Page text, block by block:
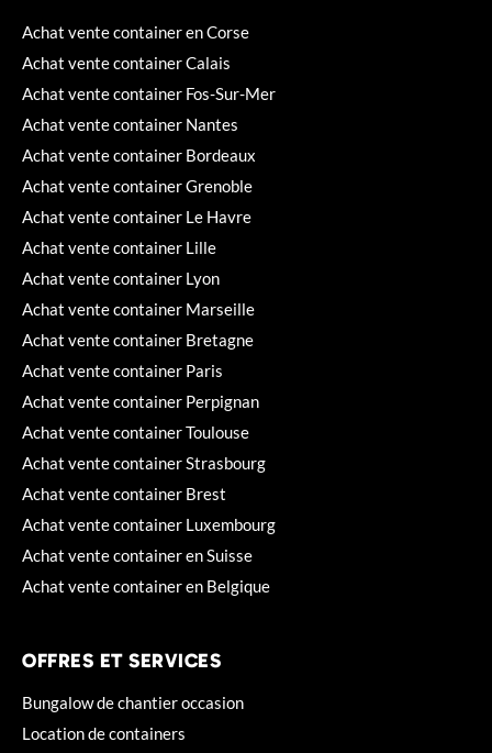
Achat vente container en Corse
Achat vente container Calais
Achat vente container Fos-Sur-Mer
Achat vente container Nantes
Achat vente container Bordeaux
Achat vente container Grenoble
Achat vente container Le Havre
Achat vente container Lille
Achat vente container Lyon
Achat vente container Marseille
Achat vente container Bretagne
Achat vente container Paris
Achat vente container Perpignan
Achat vente container Toulouse
Achat vente container Strasbourg
Achat vente container Brest
Achat vente container Luxembourg
Achat vente container en Suisse
Achat vente container en Belgique
OFFRES ET SERVICES
Bungalow de chantier occasion
Location de containers